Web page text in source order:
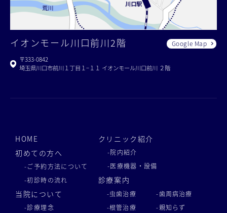
イオンモール川口前川2階 Google Map
〒333-0842
埼玉県川口市前川１丁目１−１１ イオンモール川口前川 ２階
HOME
初めての方へ
-ご予約方法について
-初診時の流れ
当院について
-診療理念
クリニック紹介
-院内紹介
-医療機器・設備
診療案内
-虫歯治療
-根管治療
-歯周病治療
-親知らず